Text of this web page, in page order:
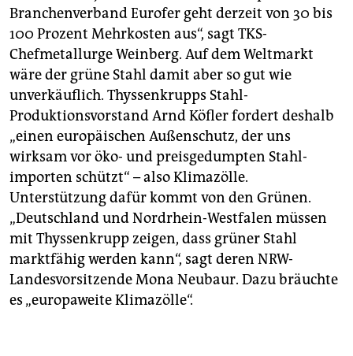
Branchenverband Eurofer geht derzeit von 30 bis
100 Prozent Mehrkosten aus“, sagt TKS-
Chefmetallurge Weinberg. Auf dem Weltmarkt
wäre der grüne Stahl damit aber so gut wie
unverkäuflich. Thyssenkrupps Stahl-
Produktionsvorstand Arnd Köfler fordert deshalb
„einen europäischen Außenschutz, der uns
wirksam vor öko- und preisgedumpten Stahl­
importen schützt“ – also Klimazölle.
Unterstützung dafür kommt von den Grünen.
„Deutschland und Nordrhein-Westfalen müssen
mit Thyssenkrupp zeigen, dass grüner Stahl
marktfähig werden kann“, sagt deren NRW-
Landesvorsitzende Mona Neubaur. Dazu bräuchte
es „europaweite Klimazölle“.